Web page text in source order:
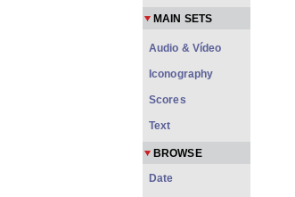
MAIN SETS
Audio & Vídeo
Iconography
Scores
Text
BROWSE
Date